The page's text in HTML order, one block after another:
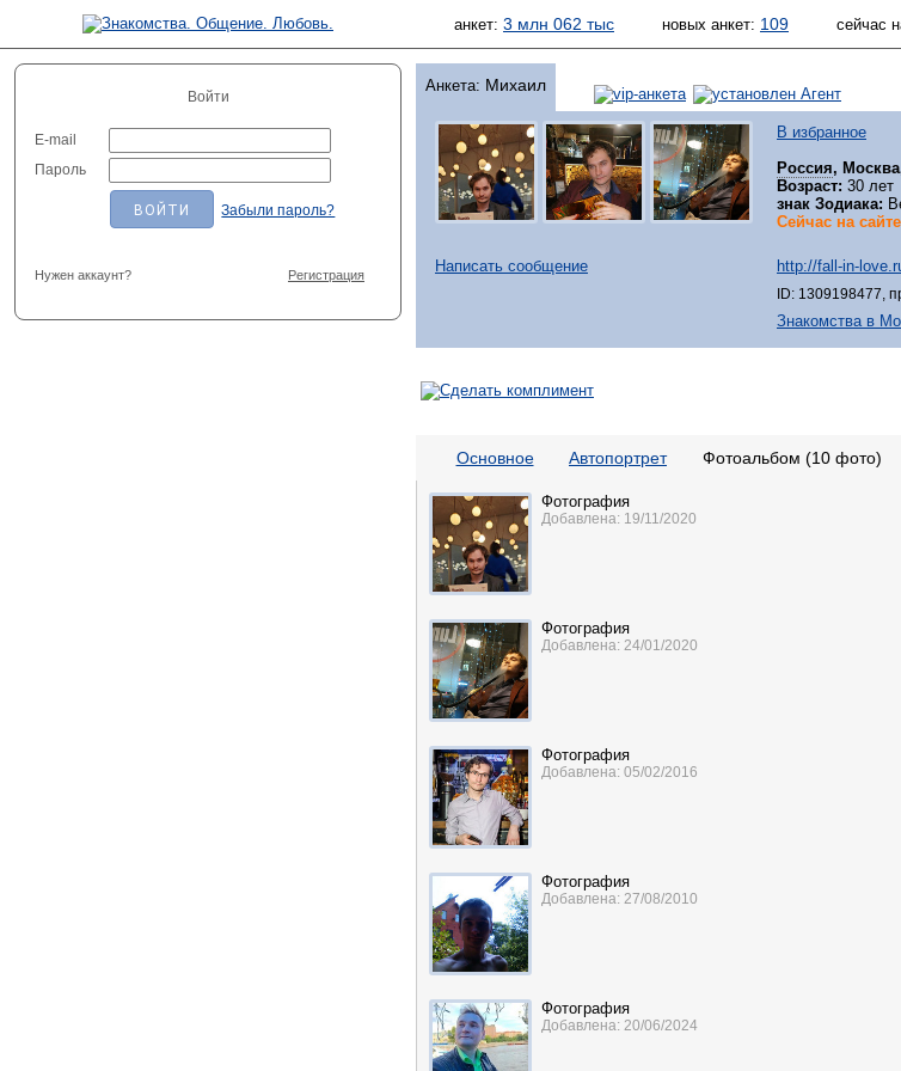
анкет: 3 млн 062 тыс новых анкет: 109 сейчас
Войти
E-mail
Пароль
Забыли пароль?
Нужен аккаунт? Регистрация
Анкета: Михаил
В избранное
Россия,
Возраст: 30 лет
знак Зодиака:
Сейчас на
Написать сообщение http://fall-in-
ID: 1309198477,
Знакомства в
Основное Автопортрет Фотоальбом (10 фото)
Фотография
Добавлена: 19/11/2020
Фотография
Добавлена: 24/01/2020
Фотография
Добавлена: 05/02/2016
Фотография
Добавлена: 27/08/2010
Фотография
Добавлена: 20/06/2024